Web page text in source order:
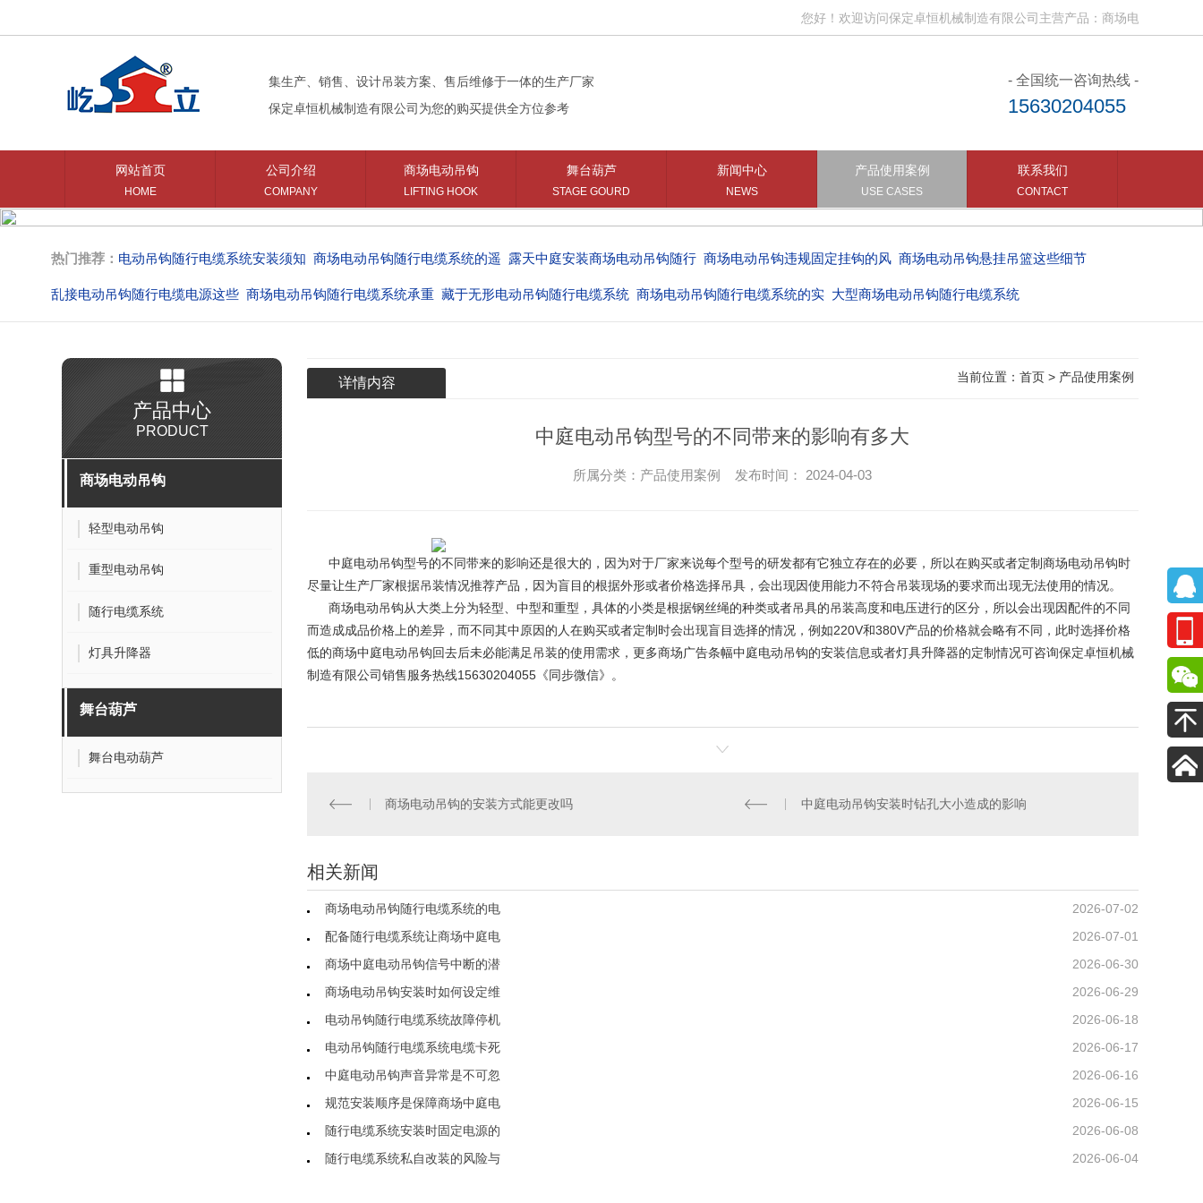
您好！欢迎访问保定卓恒机械制造有限公司主营产品：商场电动吊钩、电
集生产、销售、设计吊装方案、售后维修于一体的生产厂家
保定卓恒机械制造有限公司为您的购买提供全方位参考
- 全国统一咨询热线 -
15630204055
网站首页
HOME
公司介绍
COMPANY
商场电动吊钩
LIFTING HOOK
舞台葫芦
STAGE GOURD
新闻中心
NEWS
产品使用案例
USE CASES
联系我们
CONTACT
热门推荐： 电动吊钩随行电缆系统安装须知 商场电动吊钩随行电缆系统的遥 露天中庭安装商场电动吊钩随行 商场电动吊钩违规固定挂钩的风 商场电动吊钩悬挂吊篮这些细节
乱接电动吊钩随行电缆电源这些 商场电动吊钩随行电缆系统承重 藏于无形电动吊钩随行电缆系统 商场电动吊钩随行电缆系统的实 大型商场电动吊钩随行电缆系统
产品中心
PRODUCT
商场电动吊钩
轻型电动吊钩
重型电动吊钩
随行电缆系统
灯具升降器
舞台葫芦
舞台电动葫芦
详情内容 当前位置： 首页 > 产品使用案例
中庭电动吊钩型号的不同带来的影响有多大
所属分类：产品使用案例 发布时间： 2024-04-03
中庭电动吊钩型号的不同带来的影响还是很大的，因为对于厂家来说每个型号的研发都有它独立存在的必要，所以在购买或者定制商场电动吊钩时
尽量让生产厂家根据吊装情况推荐产品，因为盲目的根据外形或者价格选择吊具，会出现因使用能力不符合吊装现场的要求而出现无法使用的情况。
商场电动吊钩从大类上分为轻型、中型和重型，具体的小类是根据钢丝绳的种类或者吊具的吊装高度和电压进行的区分，所以会出现因配件的不同
而造成成品价格上的差异，而不同其中原因的人在购买或者定制时会出现盲目选择的情况，例如220V和380V产品的价格就会略有不同，此时选择价格
低的商场中庭电动吊钩回去后未必能满足吊装的使用需求，更多商场广告条幅中庭电动吊钩的安装信息或者灯具升降器的定制情况可咨询保定卓恒机械
制造有限公司销售服务热线15630204055《同步微信》。
商场电动吊钩的安装方式能更改吗 中庭电动吊钩安装时钻孔大小造成的影响
相关新闻
2026-07-02
商场电动吊钩随行电缆系统的电
2026-07-01
配备随行电缆系统让商场中庭电
2026-06-30
商场中庭电动吊钩信号中断的潜
2026-06-29
商场电动吊钩安装时如何设定维
2026-06-18
电动吊钩随行电缆系统故障停机
2026-06-17
电动吊钩随行电缆系统电缆卡死
2026-06-16
中庭电动吊钩声音异常是不可忽
2026-06-15
规范安装顺序是保障商场中庭电
2026-06-08
随行电缆系统安装时固定电源的
2026-06-04
随行电缆系统私自改装的风险与